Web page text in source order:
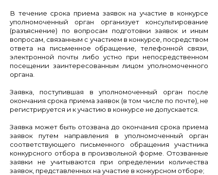
В течение срока приема заявок на участие в конкурсе
уполномоченный орган организует консультирование
(разъяснение) по вопросам подготовки заявок и иным
вопросам, связанным с участием в конкурсе, посредством
ответа на письменное обращение, телефонной связи,
электронной почты либо устно при непосредственном
посещении заинтересованным лицом уполномоченного
органа.
Заявка, поступившая в уполномоченный орган после
окончания срока приема заявок (в том числе по почте), не
регистрируется и к участию в конкурсе не допускается.
Заявка может быть отозвана до окончания срока приема
заявок путем направления в уполномоченный орган
соответствующего письменного обращения участника
конкурсного отбора в произвольной форме. Отозванные
заявки не учитываются при определении количества
заявок, представленных на участие в конкурсном отборе;